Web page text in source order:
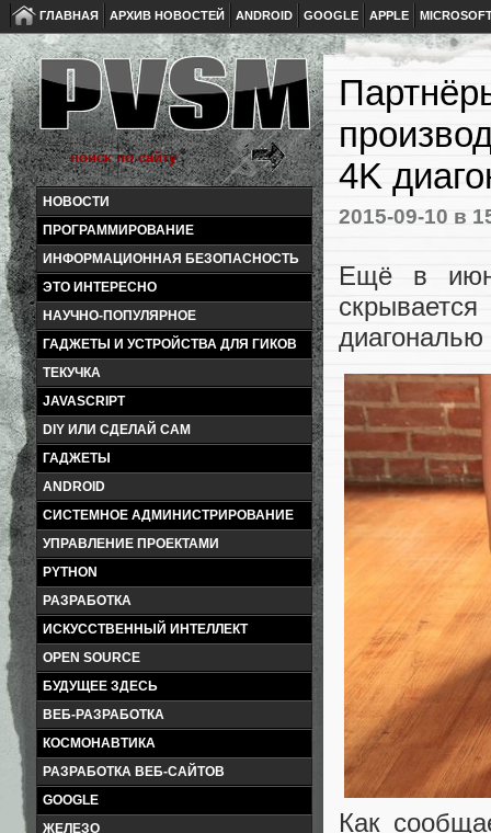
ГЛАВНАЯ АРХИВ НОВОСТЕЙ ANDROID GOOGLE APPLE
НОВОСТИ
ПРОГРАММИРОВАНИЕ
ИНФОРМАЦИОННАЯ БЕЗОПАСНОСТЬ
ЭТО ИНТЕРЕСНО
НАУЧНО-ПОПУЛЯРНОЕ
ГАДЖЕТЫ И УСТРОЙСТВА ДЛЯ ГИКОВ
ТЕКУЧКА
JAVASCRIPT
DIY ИЛИ СДЕЛАЙ САМ
ГАДЖЕТЫ
ANDROID
СИСТЕМНОЕ АДМИНИСТРИРОВАНИЕ
УПРАВЛЕНИЕ ПРОЕКТАМИ
PYTHON
РАЗРАБОТКА
ИСКУССТВЕННЫЙ ИНТЕЛЛЕКТ
OPEN SOURCE
БУДУЩЕЕ ЗДЕСЬ
ВЕБ-РАЗРАБОТКА
КОСМОНАВТИКА
РАЗРАБОТКА ВЕБ-САЙТОВ
GOOGLE
ЖЕЛЕЗО
4K
2015-09-10 в
Ещё в
Как